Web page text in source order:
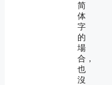
简
体
字
的
場
合，
也
沒